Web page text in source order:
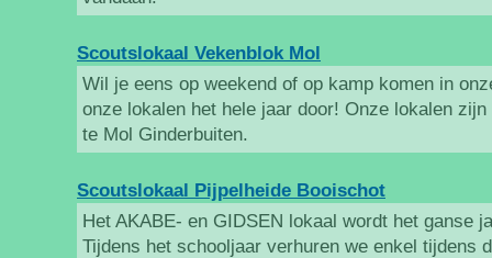
Scoutslokaal Vekenblok Mol
Wil je eens op weekend of op kamp komen in
onze lokalen het hele jaar door! Onze lokalen
te Mol Ginderbuiten.
Scoutslokaal Pijpelheide Booischot
Het AKABE- en GIDSEN lokaal wordt het ganse
Tijdens het schooljaar verhuren we enkel tijdens